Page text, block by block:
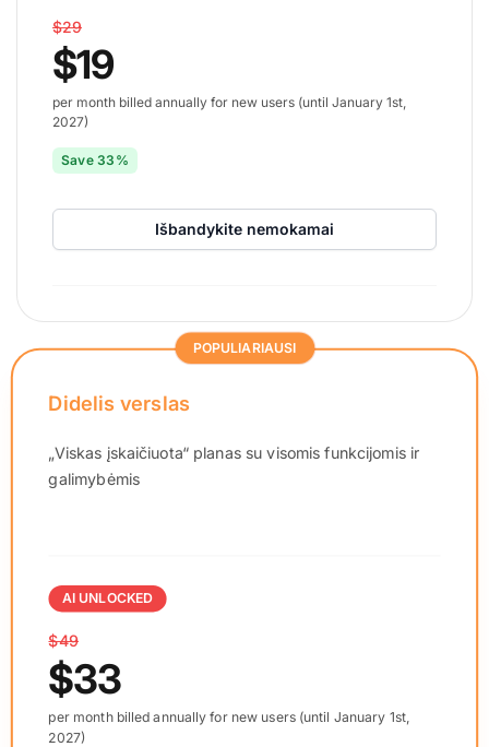
$29
$19
per month billed annually for new users (until January 1st,
2027)
Save 33%
Išbandykite nemokamai
POPULIARIAUSI
Didelis verslas
„Viskas įskaičiuota“ planas su visomis funkcijomis ir
galimybėmis
AI UNLOCKED
$49
$33
per month billed annually for new users (until January 1st,
2027)